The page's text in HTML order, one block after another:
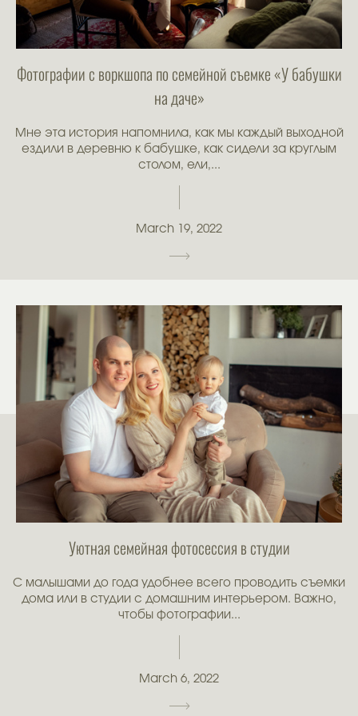
Фотографии с воркшопа по семейной съемке «У бабушки
на даче»
Мне эта история напомнила, как мы каждый выходной
ездили в деревню к бабушке, как сидели за круглым
столом, ели,...
March 19, 2022
Уютная семейная фотосессия в студии
С малышами до года удобнее всего проводить съемки
дома или в студии с домашним интерьером. Важно,
чтобы фотографии...
March 6, 2022